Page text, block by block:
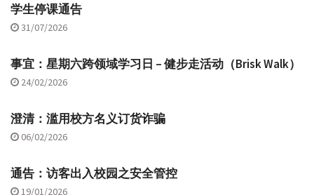
学生停课通告
31/07/2026
事宜：星期六跨领域学习日 – 健步走活动（Brisk Walk）
24/02/2026
澄清：滥用校方名义订货诈骗
06/02/2026
通告：访客出入校园之安全管控
19/01/2026